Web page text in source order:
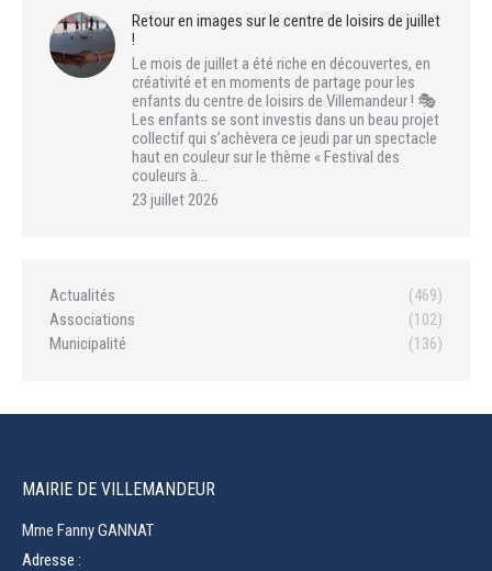
Retour en images sur le centre de loisirs de juillet
!
Le mois de juillet a été riche en découvertes, en
créativité et en moments de partage pour les
enfants du centre de loisirs de Villemandeur ! 🎭
Les enfants se sont investis dans un beau projet
collectif qui s’achèvera ce jeudi par un spectacle
haut en couleur sur le thème « Festival des
couleurs à…
23 juillet 2026
Actualités
(469)
Associations
(102)
Municipalité
(136)
MAIRIE DE VILLEMANDEUR
Mme Fanny GANNAT
Adresse :